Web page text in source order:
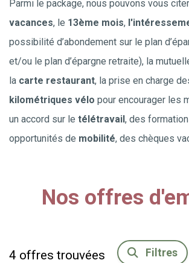
Parmi le package, nous pouvons vous
vacances, le 13ème mois,
possibilité d’abondement sur le plan
et/ou le plan d’épargne retraite), la
la carte restaurant, la prise en charge
kilométriques vélo pour encourager les
un accord sur le télétravail, des
opportunités de mobilité, des chèques
Nos offres
4 offres trouvées Filtres